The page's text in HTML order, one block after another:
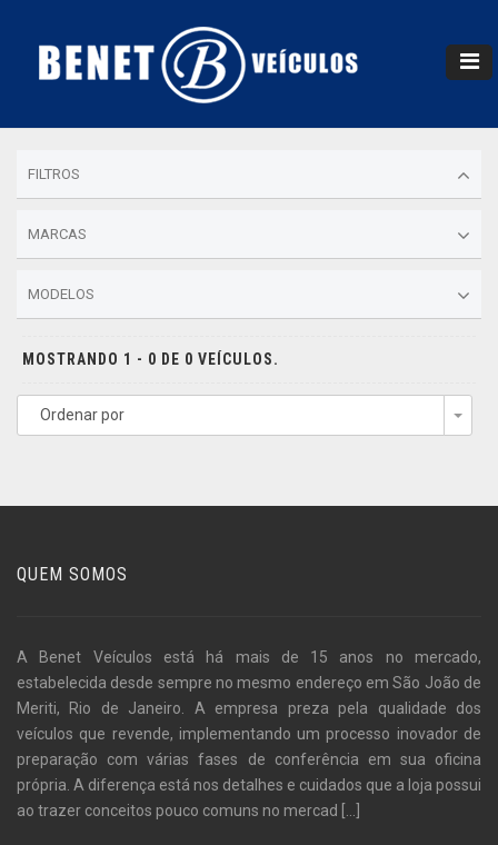
FILTROS
MARCAS
MODELOS
MOSTRANDO 1 - 0 DE 0 VEÍCULOS.
Ordenar por
QUEM SOMOS
A Benet Veículos está há mais de 15 anos no mercado,
estabelecida desde sempre no mesmo endereço em São João de
Meriti, Rio de Janeiro. A empresa preza pela qualidade dos
veículos que revende, implementando um processo inovador de
preparação com várias fases de conferência em sua oficina
própria. A diferença está nos detalhes e cuidados que a loja possui
ao trazer conceitos pouco comuns no mercad